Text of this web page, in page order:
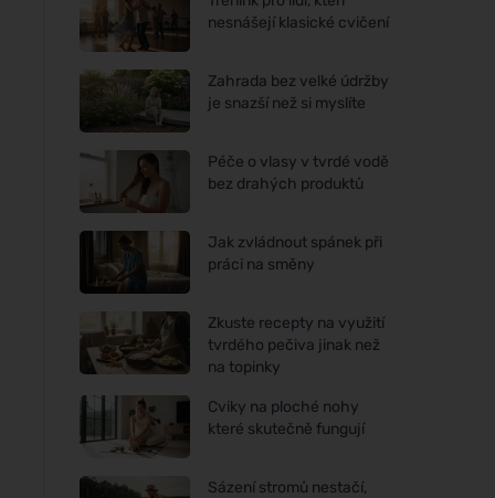
nesnášejí klasické cvičení
Zahrada bez velké údržby
je snazší než si myslíte
Péče o vlasy v tvrdé vodě
bez drahých produktů
Jak zvládnout spánek při
práci na směny
Zkuste recepty na využití
tvrdého pečiva jinak než
na topinky
Cviky na ploché nohy
které skutečně fungují
Sázení stromů nestačí,